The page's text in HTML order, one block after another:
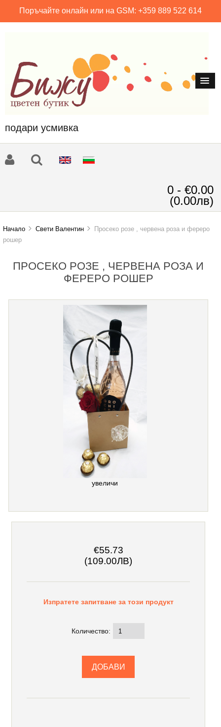
Поръчайте онлайн или на GSM: +359 889 522 614
подари усмивка
0 - €0.00
(0.00лв)
Начало Свети Валентин
Просеко розе , червена роза и фереро
рошер
ПРОСЕКО РОЗЕ , ЧЕРВЕНА РОЗА И
ФЕРЕРО РОШЕР
увеличи
€55.73
(109.00ЛВ)
Изпратете запитване за този продукт
Количество: